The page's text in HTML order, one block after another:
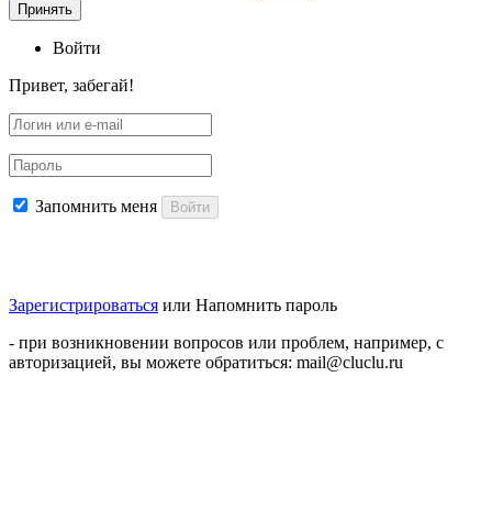
Принять
Войти
Привет, забегай!
Запомнить меня Войти
Зарегистрироваться или Напомнить пароль
- при возникновении вопросов или проблем, например, с
авторизацией, вы можете обратиться: mail@cluclu.ru